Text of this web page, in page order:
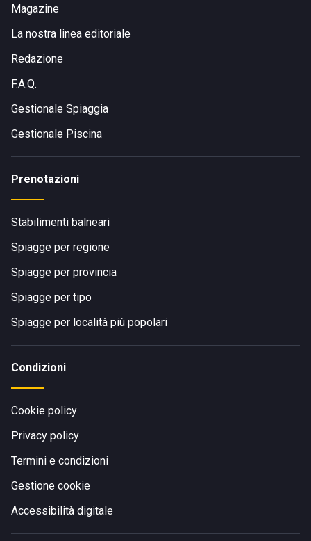
Magazine
La nostra linea editoriale
Redazione
F.A.Q.
Gestionale Spiaggia
Gestionale Piscina
Prenotazioni
Stabilimenti balneari
Spiagge per regione
Spiagge per provincia
Spiagge per tipo
Spiagge per località più popolari
Condizioni
Cookie policy
Privacy policy
Termini e condizioni
Gestione cookie
Accessibilità digitale